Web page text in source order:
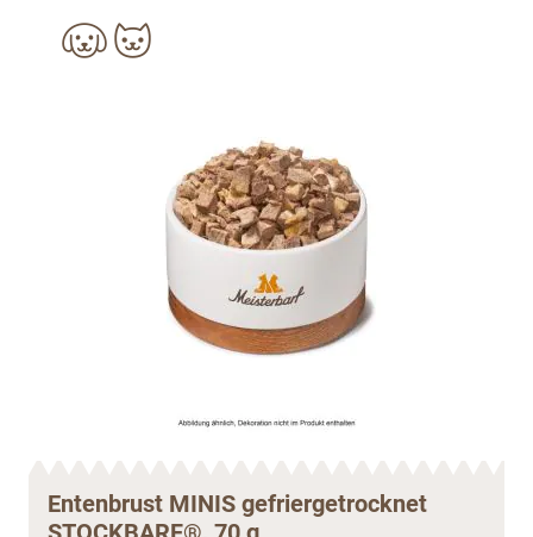
Entenbrust MINIS gefriergetrocknet